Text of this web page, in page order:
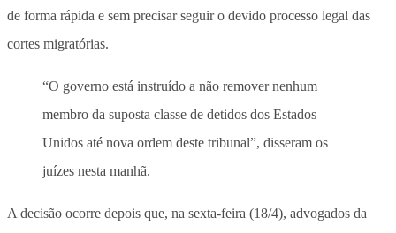
de forma rápida e sem precisar seguir o devido processo legal das
cortes migratórias.
“O governo está instruído a não remover nenhum
membro da suposta classe de detidos dos Estados
Unidos até nova ordem deste tribunal”, disseram os
juízes nesta manhã.
A decisão ocorre depois que, na sexta-feira (18/4), advogados da